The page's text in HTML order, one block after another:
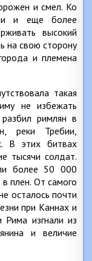
и смел. Ко
и еще более
высокий
на свою сторону
и племена
такая
не избежать
римлян в
реки Требии,
В этих битвах
тысячи солдат.
более 50 000
плен. От самого
осталось почти
при Каннах и
изгнали из
и величие